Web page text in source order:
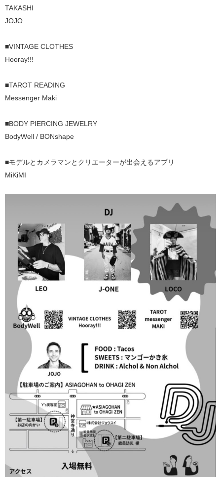
TAKASHI
JOJO
■VINTAGE CLOTHES
Hooray!!!
■TAROT READING
Messenger Maki
■BODY PIERCING JEWELRY
BodyWell / BONshape
■モデルとカメラマンとクリエーターが出会えるアプリ
MiKiMI